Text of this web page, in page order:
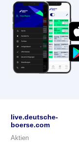
live.deutsche-
boerse.com
Aktien